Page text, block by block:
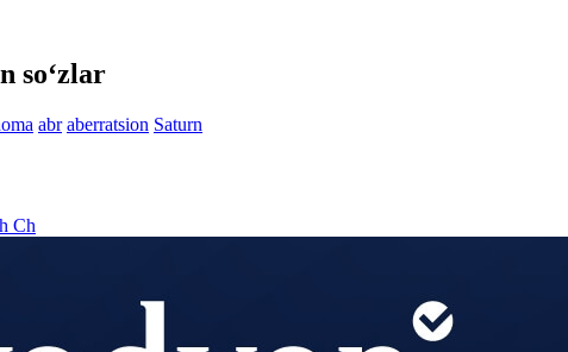
so‘zlar
abr aberratsion Saturn
Ch